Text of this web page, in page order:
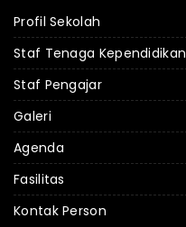
Profil Sekolah
Staf Tenaga Kependidikan
Staf Pengajar
Galeri
Agenda
Fasilitas
Kontak Person